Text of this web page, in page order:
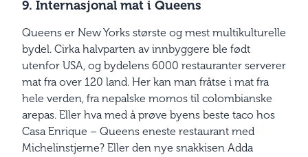
9. Internasjonal mat i Queens
Queens er New Yorks største og mest multikulturelle
bydel. ­Cirka halvparten av innbyggere ble født
utenfor USA, og bydelens 6000 restauranter serverer
mat fra over 120 land. Her kan man fråtse i mat fra
hele verden, fra nepalske momos til ­colombianske
arepas. Eller hva med å prøve byens beste taco hos
Casa Enrique – Queens eneste restaurant med
Michelinstjerne? Eller den nye snakkisen Adda